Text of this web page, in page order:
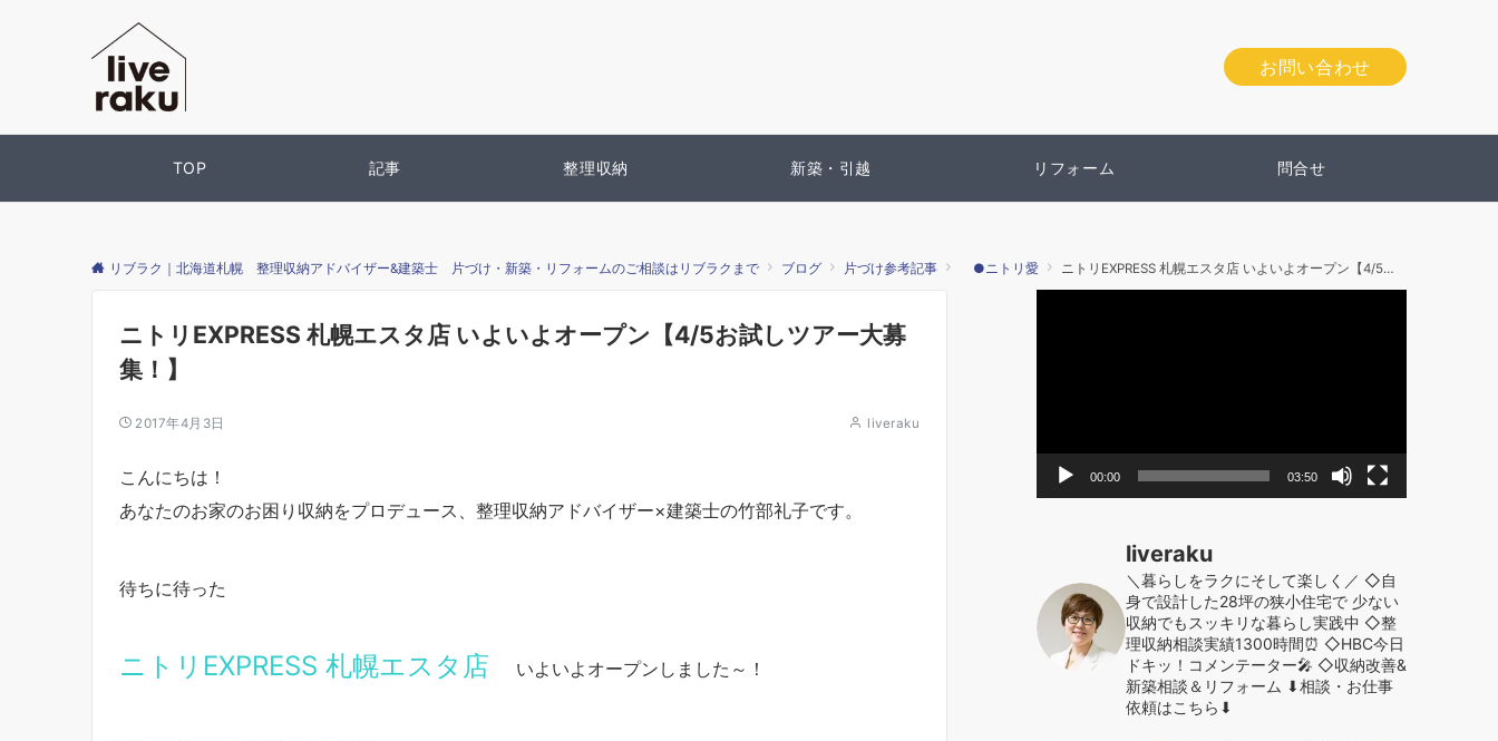
お問い合わせ
TOP 記事 整理収納 新築・引越 リフォーム 問合せ
リブラク｜北海道札幌 整理収納アドバイザー&建築士 片づけ・新築・リフォームのご相談はリブラクまで ブログ 片づけ参考記事 ●ニトリ愛 ニトリEXPRESS 札幌エスタ店 いよいよオープン【4/5お試しツアー大募集！】
ニトリEXPRESS 札幌エスタ店 いよいよオープン【4/5お試しツアー大募
集！】
2017年4月3日 liveraku
こんにちは！
あなたのお家のお困り収納をプロデュース、整理収納アドバイザー×建築士の竹部礼子です。
待ちに待った
ニトリEXPRESS 札幌エスタ店 いよいよオープンしました～！
00:00 03:50
liveraku
＼暮らしをラクにそして楽しく／ ◇自
身で設計した28坪の狭小住宅で 少ない
収納でもスッキリな暮らし実践中 ◇整
理収納相談実績1300時間⏰ ◇HBC今日
ドキッ！コメンテーター🎤 ◇収納改善&
新築相談＆リフォーム ⬇︎相談・お仕事
依頼はこちら⬇︎